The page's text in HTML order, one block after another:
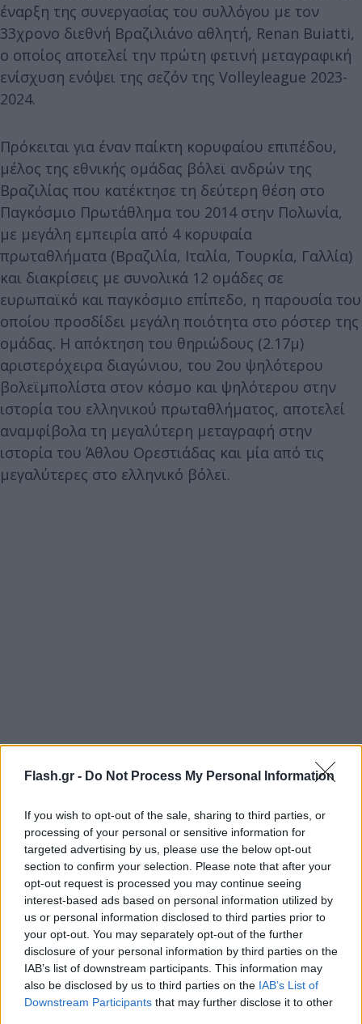
Flash.gr - Do Not Process My Personal Information
If you wish to opt-out of the sale, sharing to third parties, or
processing of your personal or sensitive information for
targeted advertising by us, please use the below opt-out
section to confirm your selection. Please note that after your
opt-out request is processed you may continue seeing
interest-based ads based on personal information utilized by
us or personal information disclosed to third parties prior to
your opt-out. You may separately opt-out of the further
disclosure of your personal information by third parties on the
IAB’s list of downstream participants. This information may
also be disclosed by us to third parties on the IAB’s List of
Downstream Participants that may further disclose it to other
έναρξη της συνεργασίας του συλλόγου με τον
33χρονο διεθνή Βραζιλιάνο αθλητή, Renan Buiatti,
ο οποίος αποτελεί την πρώτη φετινή μεταγραφική
ενίσχυση ενόψει της σεζόν της Volleyleague 2023-
2024.
Πρόκειται για έναν παίκτη κορυφαίου επιπέδου,
μέλος της εθνικής ομάδας βόλεϊ ανδρών της
Βραζιλίας που κατέκτησε τη δεύτερη θέση στο
Παγκόσμιο Πρωτάθλημα του 2014 στην Πολωνία,
με μεγάλη εμπειρία από 4 κορυφαία
πρωταθλήματα (Βραζιλία, Ιταλία, Τουρκία, Γαλλία)
και διακρίσεις με συνολικά 12 ομάδες σε
ευρωπαϊκό και παγκόσμιο επίπεδο, η παρουσία του
οποίου προσδίδει μεγάλη ποιότητα στο ρόστερ της
ομάδας. Η απόκτηση του θηριώδους (2.17μ)
αριστερόχειρα διαγώνιου, του 2ου ψηλότερου
βολεϊμπολίστα στον κόσμο και ψηλότερου στην
ιστορία του ελληνικού πρωταθλήματος, αποτελεί
αναμφίβολα τη μεγαλύτερη μεταγραφή στην
ιστορία του Άθλου Ορεστιάδας και μία από τις
μεγαλύτερες στο ελληνικό βόλεϊ.